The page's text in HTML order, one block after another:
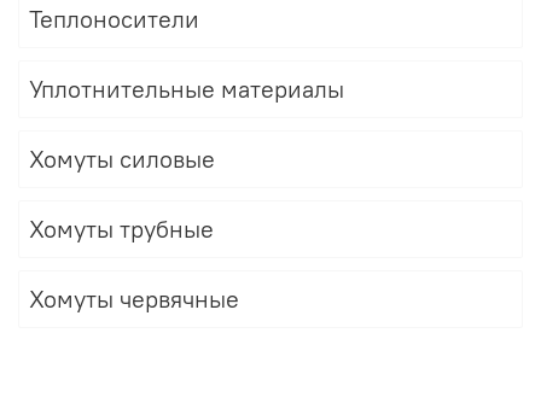
Теплоносители
Уплотнительные материалы
Хомуты силовые
Хомуты трубные
Хомуты червячные